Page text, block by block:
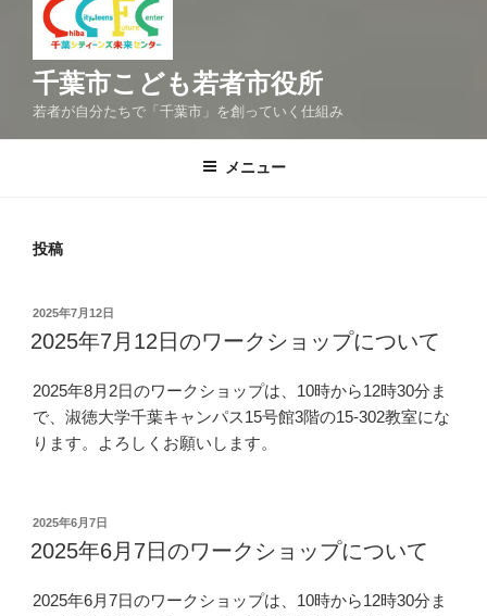
千葉市こども若者市役所
若者が自分たちで「千葉市」を創っていく仕組み
メニュー
投稿
投
稿
日:
2025年7月12日
2025年7月12日のワークショップについて
2025年8月2日のワークショップは、10時から12時30分ま
で、淑徳大学千葉キャンパス15号館3階の15-302教室にな
ります。よろしくお願いします。
投
稿
日:
2025年6月7日
2025年6月7日のワークショップについて
2025年6月7日のワークショップは、10時から12時30分ま